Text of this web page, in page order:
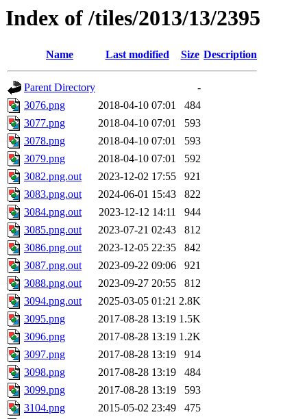
Index of /tiles/2013/13/2395
Name Last modified Size Description
Parent Directory
-
3076.png
2018-04-10 07:01
484
3077.png
2018-04-10 07:01
593
3078.png
2018-04-10 07:01
593
3079.png
2018-04-10 07:01
592
3082.png.out
2023-12-02 17:55
921
3083.png.out
2024-06-01 15:43
822
3084.png.out
2023-12-12 14:11
944
3085.png.out
2023-07-21 02:43
812
3086.png.out
2023-12-05 22:35
842
3087.png.out
2023-09-22 09:06
921
3088.png.out
2023-09-27 20:55
812
3094.png.out
2025-03-05 01:21 2.8K
3095.png
2017-08-28 13:19 1.5K
3096.png
2017-08-28 13:19 1.2K
3097.png
2017-08-28 13:19
914
3098.png
2017-08-28 13:19
484
3099.png
2017-08-28 13:19
593
3104.png
2015-05-02 23:49
475